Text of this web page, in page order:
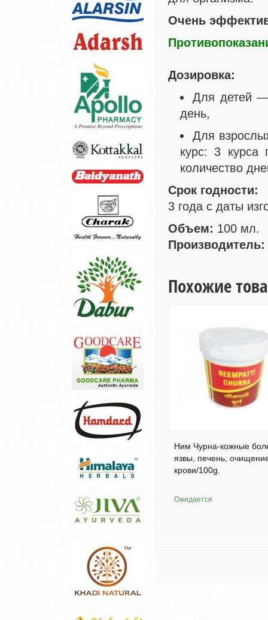
Очень
Дозировка:
Для детей
день,
Для
курс: 3
количество
Срок годности:
3 года с даты
Объем: 100 мл.
Производитель:
Похожие
Ним Чурна-кожные
язвы, печень,
крови/100g.
Ожидается